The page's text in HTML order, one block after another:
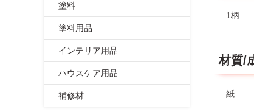
1柄
材質/
紙
塗料
塗料用品
インテリア用品
ハウスケア用品
補修材